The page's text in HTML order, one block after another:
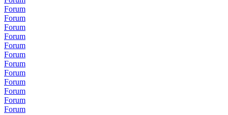
Forum
Forum
Forum
Forum
Forum
Forum
Forum
Forum
Forum
Forum
Forum
Forum